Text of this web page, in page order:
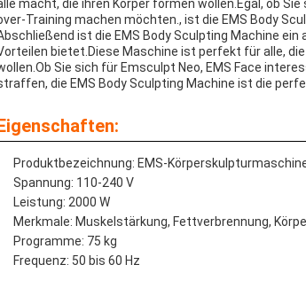
macht, die ihren Körper formen wollen.Egal, ob
Training machen möchten., ist die EMS Body
ist die EMS Body Sculpting Machine
bietet.Diese Maschine ist perfekt für alle,
Sie sich für Emsculpt Neo, EMS Face
die EMS Body Sculpting Machine ist die
Produktbezeichnung: EMS-
Spannung: 110-240 V
Leistung: 2000 W
Merkmale: Muskelstärkung, Fettverbrennung,
Programme: 75 kg
Frequenz: 50 bis 60 Hz